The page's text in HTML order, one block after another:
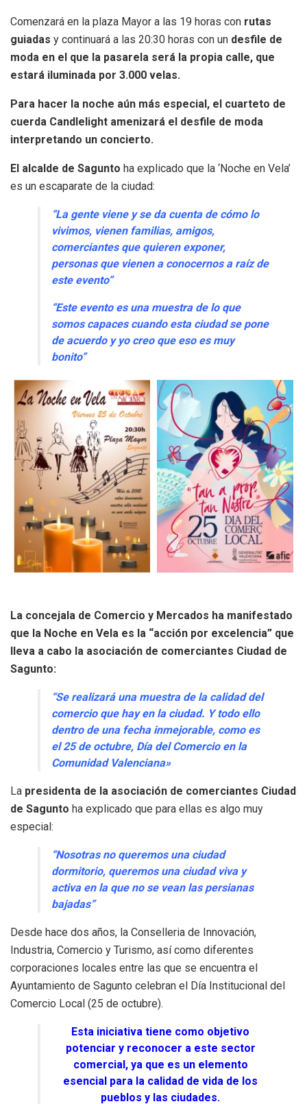
Comenzará en la plaza Mayor a las 19 horas con rutas
guiadas y continuará a las 20:30 horas con un desfile de
moda en el que la pasarela será la propia calle, que
estará iluminada por 3.000 velas.
Para hacer la noche aún más especial, el cuarteto de
cuerda Candlelight amenizará el desfile de moda
interpretando un concierto.
El alcalde de Sagunto ha explicado que la ‘Noche en Vela’
es un escaparate de la ciudad:
“La gente viene y se da cuenta de cómo lo
vivimos, vienen familias, amigos,
comerciantes que quieren exponer,
personas que vienen a conocernos a raíz de
este evento”
“Este evento es una muestra de lo que
somos capaces cuando esta ciudad se pone
de acuerdo y yo creo que eso es muy
bonito”
La concejala de Comercio y Mercados ha manifestado
que la Noche en Vela es la “acción por excelencia” que
lleva a cabo la asociación de comerciantes Ciudad de
Sagunto:
“Se realizará una muestra de la calidad del
comercio que hay en la ciudad. Y todo ello
dentro de una fecha inmejorable, como es
el 25 de octubre, Día del Comercio en la
Comunidad Valenciana»
La presidenta de la asociación de comerciantes Ciudad
de Sagunto ha explicado que para ellas es algo muy
especial:
“Nosotras no queremos una ciudad
dormitorio, queremos una ciudad viva y
activa en la que no se vean las persianas
bajadas”
Desde hace dos años, la Conselleria de Innovación,
Industria, Comercio y Turismo, así como diferentes
corporaciones locales entre las que se encuentra el
Ayuntamiento de Sagunto celebran el Día Institucional del
Comercio Local (25 de octubre).
Esta iniciativa tiene como objetivo
potenciar y reconocer a este sector
comercial, ya que es un elemento
esencial para la calidad de vida de los
pueblos y las ciudades.